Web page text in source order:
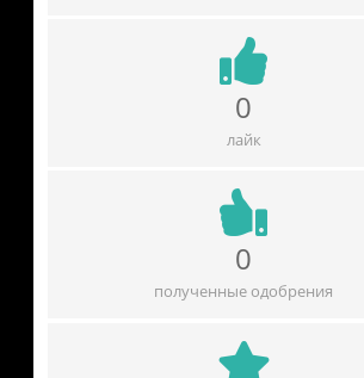
0
лайк
0
полученные одобрения